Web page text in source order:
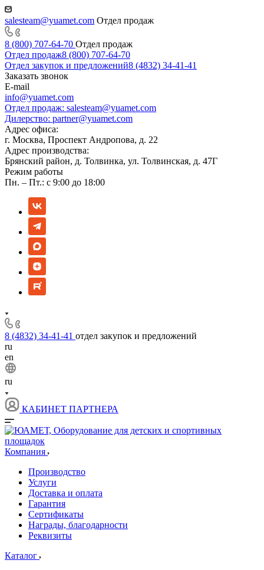
salesteam@yuamet.com Отдел продаж
8 (800) 707-64-70 Отдел продаж
Отдел продаж8 (800) 707-64-70
Отдел закупок и предложений8 (4832) 34-41-41
Заказать звонок
E-mail
info@yuamet.com
Отдел продаж: salesteam@yuamet.com
Дилерство: partner@yuamet.com
Адрес офиса:
г. Москва, Проспект Андропова, д. 22
Адрес производства:
Брянский район, д. Толвинка, ул. Толвинская, д. 47Г
Режим работы
Пн. – Пт.: с 9:00 до 18:00
8 (4832) 34-41-41 отдел закупок и предложений
ru
en
ru
КАБИНЕТ ПАРТНЕРА
Компания
Производство
Услуги
Доставка и оплата
Гарантия
Сертификаты
Награды, благодарности
Реквизиты
Каталог